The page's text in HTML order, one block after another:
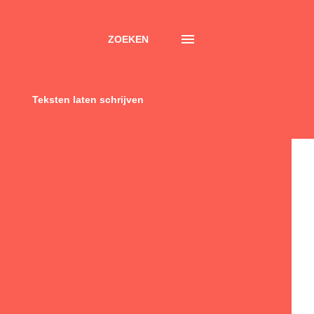
ZOEKEN
Teksten laten schrijven